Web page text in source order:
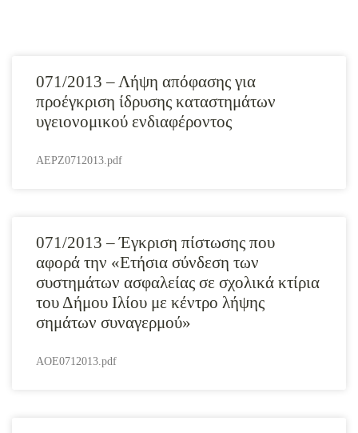
071/2013 – Λήψη απόφασης για
προέγκριση ίδρυσης καταστημάτων
υγειονομικού ενδιαφέροντος
AEPZ0712013.pdf
071/2013 – Έγκριση πίστωσης που
αφορά την «Ετήσια σύνδεση των
συστημάτων ασφαλείας σε σχολικά κτίρια
του Δήμου Ιλίου με κέντρο λήψης
σημάτων συναγερμού»
AOE0712013.pdf